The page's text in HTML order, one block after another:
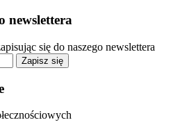
newslettera
się do naszego newslettera
Zapisz się